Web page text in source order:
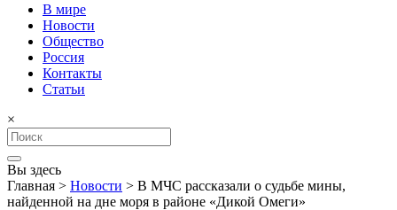
В мире
Новости
Общество
Россия
Контакты
Статьи
×
Search
for:
Вы здесь
Главная > Новости > В МЧС рассказали о судьбе мины,
найденной на дне моря в районе «Дикой Омеги»